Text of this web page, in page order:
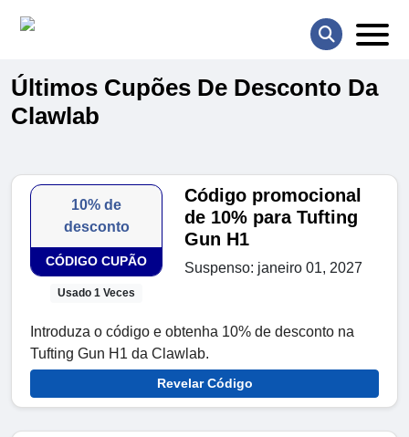
Últimos Cupões De Desconto Da
Clawlab
10% de
desconto
CÓDIGO CUPÃO
Usado 1 Veces
Código promocional
de 10% para Tufting
Gun H1
Suspenso: janeiro 01, 2027
Introduza o código e obtenha 10% de desconto na
Tufting Gun H1 da Clawlab.
Revelar Código